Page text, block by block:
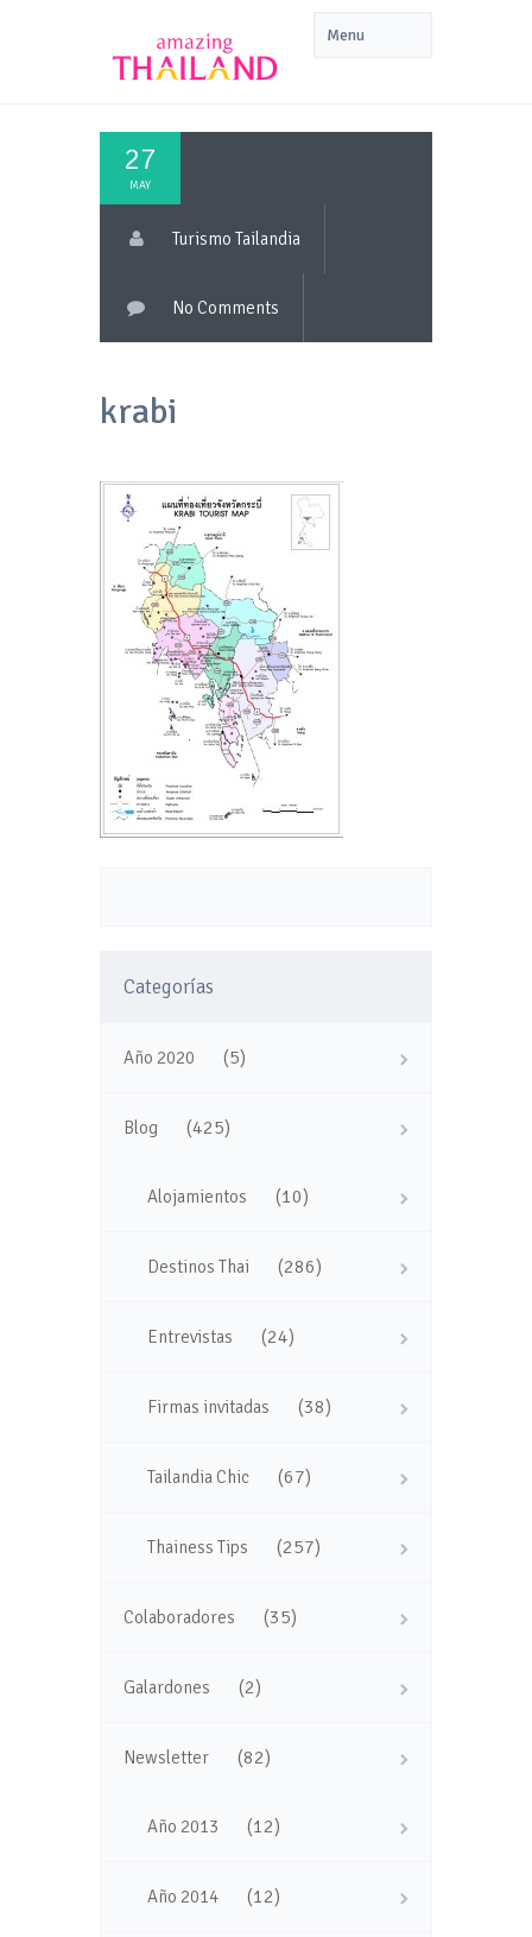
27
MAY
Turismo Tailandia
No Comments
krabi
Categorías
Año 2020 (5)
Blog (425)
Alojamientos (10)
Destinos Thai (286)
Entrevistas (24)
Firmas invitadas (38)
Tailandia Chic (67)
Thainess Tips (257)
Colaboradores (35)
Galardones (2)
Newsletter (82)
Año 2013 (12)
Año 2014 (12)